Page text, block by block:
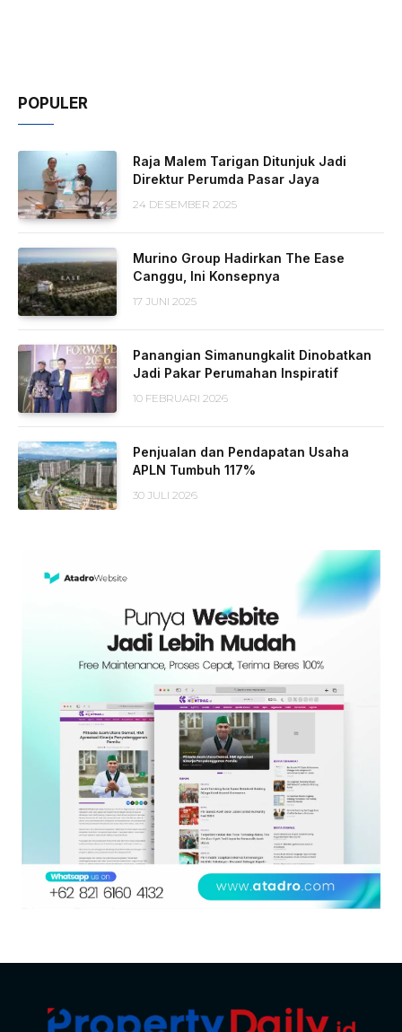
POPULER
Raja Malem Tarigan Ditunjuk Jadi
Direktur Perumda Pasar Jaya
24 DESEMBER 2025
Murino Group Hadirkan The Ease
Canggu, Ini Konsepnya
17 JUNI 2025
Panangian Simanungkalit Dinobatkan
Jadi Pakar Perumahan Inspiratif
10 FEBRUARI 2026
Penjualan dan Pendapatan Usaha
APLN Tumbuh 117%
30 JULI 2026